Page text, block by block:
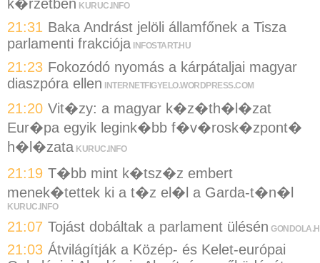
k�rzetben KURUC.INFO
21:31 Baka Andrást jelöli államfőnek a Tisza
parlamenti frakciója INFOSTART.HU
21:23 Fokozódó nyomás a kárpátaljai magyar
diaszpóra ellen INTERNETFIGYELO.WORDPRESS.COM
21:20 Vit�zy: a magyar k�z�th�l�zat
Eur�pa egyik legink�bb f�v�rosk�zpont�
h�l�zata KURUC.INFO
21:19 T�bb mint k�tsz�z embert
menek�tettek ki a t�z el�l a Garda-t�n�l
KURUC.INFO
21:07 Tojást dobáltak a parlament ülésén
21:03 Átvilágítják a Közép- és Kelet-európai